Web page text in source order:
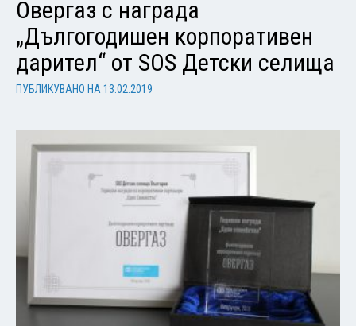
Овергаз с награда
„Дългогодишен корпоративен
дарител“ от SOS Детски селища
ПУБЛИКУВАНО НА 13.02.2019